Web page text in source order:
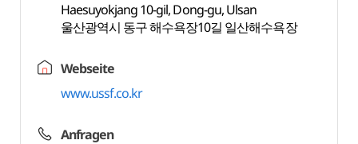
Haesuyokjang 10-gil, Dong-gu, Ulsan
울산광역시 동구 해수욕장10길 일산해수욕장
Webseite
www.ussf.co.kr
Anfragen